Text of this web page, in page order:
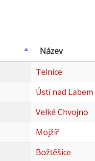
Název
Telnice
Ústí nad Labem
Velké Chvojno
Mojžíř
Božtěšice